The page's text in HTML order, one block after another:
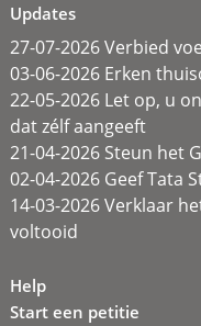
Updates
27-07-2026 Verbied
03-06-2026 Erken
22-05-2026 Let op, u
dat zélf aangeeft
21-04-2026 Steun het
02-04-2026 Geef Tata
14-03-2026 Verklaar
voltooid
Help
Start een petitie